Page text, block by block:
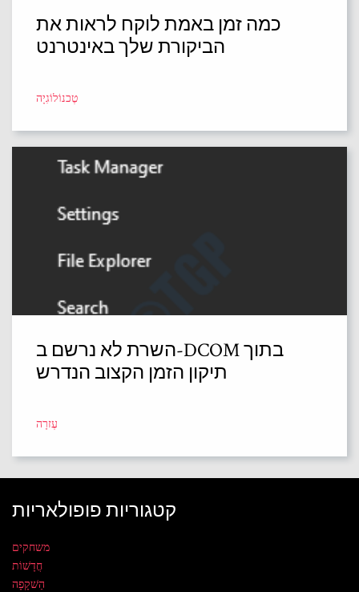
כמה זמן באמת לוקח לראות את
הביקורת שלך באינטרנט
טֶכנוֹלוֹגִיָה
השרת לא נרשם ב-DCOM בתוך
תיקון הזמן הקצוב הנדרש
עֶזרָה
קטגוריות פופולאריות
משחקים
חֲדָשׁוֹת
הַשׁקָפָה